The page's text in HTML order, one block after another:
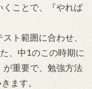
くことで、『やれば
ト範囲に合わせ、
、中1のこの時期に
が重要で、勉強方法
ます。